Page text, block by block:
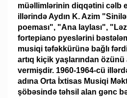
müəllimlərinin diqqətini cəlb
illərində Aydın K. Azim
poeması", "Ana laylası",
fortepiano pyeslərini
musiqi təfəkkürünə bağlı
artıq kiçik yaşlarından özünü
vermişdir. 1960-1964-cü
adına Orta İxtisas Musiqi
şöbəsində təhsil alan gənc